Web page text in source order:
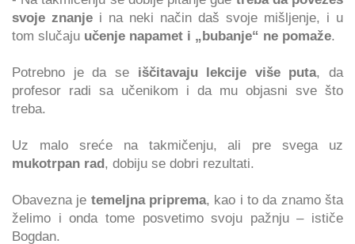
svoje znanje i na neki način daš svoje mišljenje, i u
tom slučaju učenje napamet i „bubanje“ ne pomaže.
Potrebno je da seiščitavaju lekcije više puta, da
profesor radi sa učenikom i da mu objasni sve što
treba.
Uz malo sreće na takmičenju, ali pre svega uz
mukotrpan rad , dobiju se dobri rezultati.
Obavezna je temeljna priprema, kao i to da znamo šta
želimo i onda tome posvetimo svoju pažnju – ističe
Bogdan.